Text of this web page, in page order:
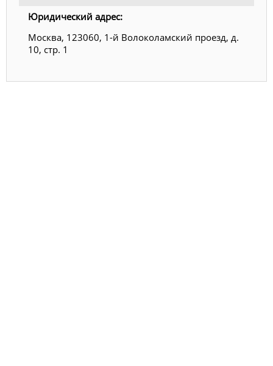
Юридический адрес:
Москва, 123060, 1-й Волоколамский проезд, д.
10, стр. 1